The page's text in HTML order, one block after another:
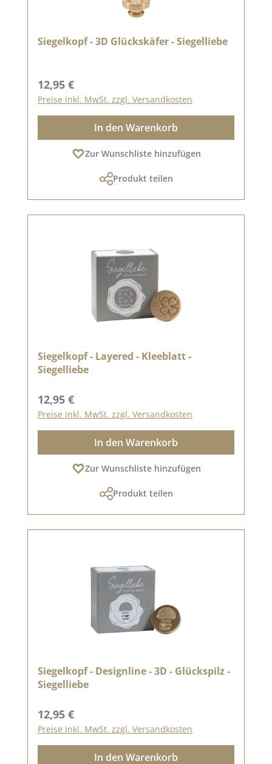
Siegelkopf - 3D Glückskäfer - Siegelliebe
Regulärer Preis:
12,95 €
Preise inkl. MwSt. zzgl. Versandkosten
In den Warenkorb
Zur Wunschliste hinzufügen
Produkt teilen
Siegelkopf - Layered - Kleeblatt -
Siegelliebe
Regulärer Preis:
12,95 €
Preise inkl. MwSt. zzgl. Versandkosten
In den Warenkorb
Zur Wunschliste hinzufügen
Produkt teilen
Siegelkopf - Designline - 3D - Glückspilz -
Siegelliebe
Regulärer Preis:
12,95 €
Preise inkl. MwSt. zzgl. Versandkosten
In den Warenkorb